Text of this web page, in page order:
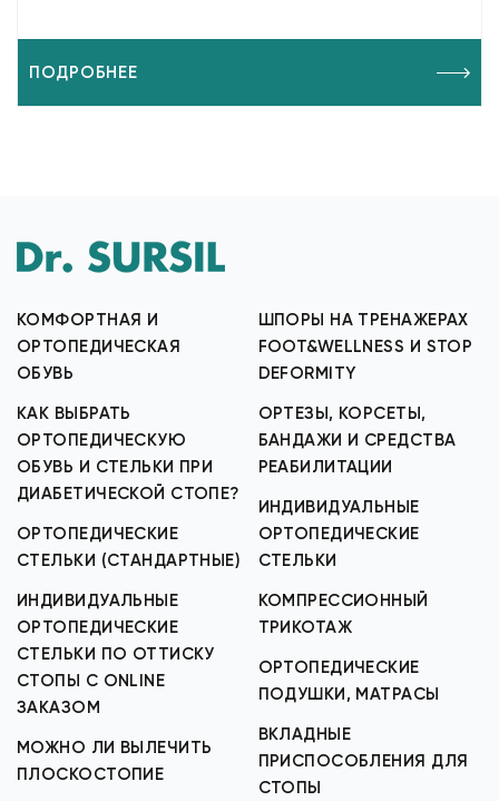
ПОДРОБНЕЕ
КОМФОРТНАЯ И
ОРТОПЕДИЧЕСКАЯ
ОБУВЬ
КАК ВЫБРАТЬ
ОРТОПЕДИЧЕСКУЮ
ОБУВЬ И СТЕЛЬКИ ПРИ
ДИАБЕТИЧЕСКОЙ СТОПЕ?
ОРТОПЕДИЧЕСКИЕ
СТЕЛЬКИ (СТАНДАРТНЫЕ)
ИНДИВИДУАЛЬНЫЕ
ОРТОПЕДИЧЕСКИЕ
СТЕЛЬКИ ПО ОТТИСКУ
СТОПЫ С ONLINE
ЗАКАЗОМ
МОЖНО ЛИ ВЫЛЕЧИТЬ
ПЛОСКОСТОПИЕ
ШПОРЫ НА ТРЕНАЖЕРАХ
FOOT&WELLNESS И STOP
DEFORMITY
ОРТЕЗЫ, КОРСЕТЫ,
БАНДАЖИ И СРЕДСТВА
РЕАБИЛИТАЦИИ
ИНДИВИДУАЛЬНЫЕ
ОРТОПЕДИЧЕСКИЕ
СТЕЛЬКИ
КОМПРЕССИОННЫЙ
ТРИКОТАЖ
ОРТОПЕДИЧЕСКИЕ
ПОДУШКИ, МАТРАСЫ
ВКЛАДНЫЕ
ПРИСПОСОБЛЕНИЯ ДЛЯ
СТОПЫ